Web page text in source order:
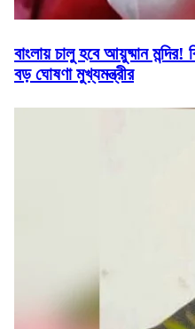
বাংলায় চালু হবে আয়ুষ্মান মন্দির!
বড় ঘোষণা মুখ্যমন্ত্রীর